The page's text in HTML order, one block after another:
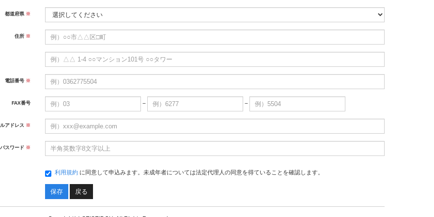
都道府県 ※
住所 ※
電話番号 ※
FAX番号 − −
アドレス ※
パスワード ※
利用規約に同意して申込みます。未成年者については法定代理人の同意を得ていることを確認します。
戻る